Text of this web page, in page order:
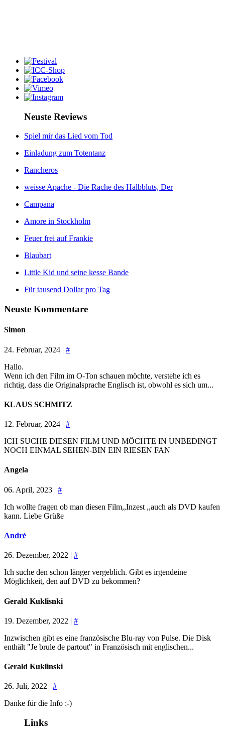
Neuste Reviews
Spiel mir das Lied vom Tod
Einladung zum Totentanz
Rancheros
weisse Apache - Die Rache des Halbbluts, Der
Campana
Amore in Stockholm
Feuer frei auf Frankie
Blaubart
Little Kid und seine kesse Bande
Für tausend Dollar pro Tag
Neuste Kommentare
Simon
24. Februar, 2024 | #
Hallo.
Wenn ich den Film im O-Ton schauen möchte, verstehe ich es
richtig, dass die Originalsprache Englisch ist, obwohl es sich um...
KLAUS SCHMITZ
12. Februar, 2024 | #
ICH SUCHE DIESEN FILM UND MÖCHTE IN UNBEDINGT
NOCH EINMAL SEHEN-BIN EIN RIESEN FAN
Angela
06. April, 2023 | #
Ich wollte fragen ob man diesen Film,,Inzest ,,auch als DVD kaufen
kann. Liebe Grüße
André
26. Dezember, 2022 | #
Ich suche den schon länger vergeblich. Gibt es irgendeine
Möglichkeit, den auf DVD zu bekommen?
Gerald Kuklisnki
19. Dezember, 2022 | #
Inzwischen gibt es eine französische Blu-ray von Pulse. Die Disk
enthält "Je brule de partout" in Französisch mit englischen...
Gerald Kuklinski
26. Juli, 2022 | #
Danke für die Info :-)
Links